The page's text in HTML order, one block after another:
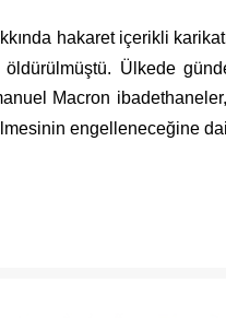
hakaret içerikli
öldürülmüştü. Ülkede
Macron
engelleneceğine